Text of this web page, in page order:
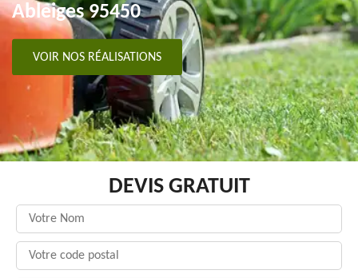
Ableiges 95450
VOIR NOS RÉALISATIONS
DEVIS GRATUIT